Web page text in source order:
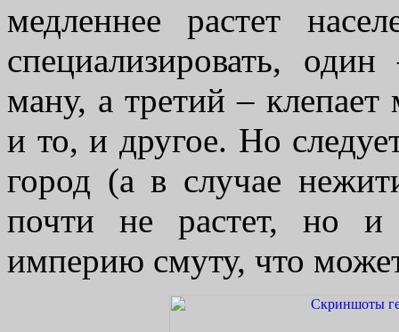
медленнее растет
специализировать,
ману, а третий –
и то, и другое. Но
город (а в случае
почти не растет, но
империю смуту, что